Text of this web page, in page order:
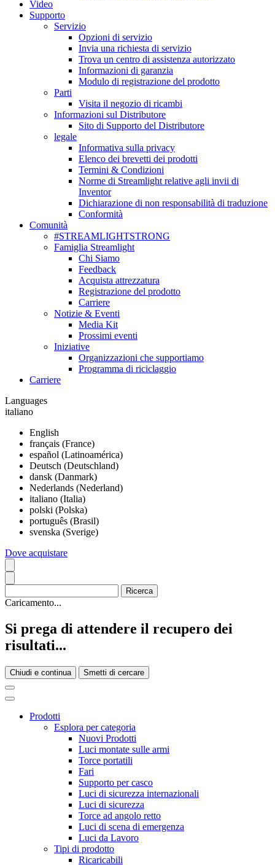
Video
Supporto
Servizio
Opzioni di servizio
Invia una richiesta di servizio
Trova un centro di assistenza autorizzato
Informazioni di garanzia
Modulo di registrazione del prodotto
Parti
Visita il negozio di ricambi
Informazioni sul Distributore
Sito di Supporto del Distributore
legale
Informativa sulla privacy
Elenco dei brevetti dei prodotti
Termini & Condizioni
Norme di Streamlight relative agli invii di
Inventor
Dichiarazione di non responsabilità di traduzione
Conformità
Comunità
#STREAMLIGHTSTRONG
Famiglia Streamlight
Chi Siamo
Feedback
Acquista attrezzatura
Registrazione del prodotto
Carriere
Notizie & Eventi
Media Kit
Prossimi eventi
Iniziative
Organizzazioni che supportiamo
Programma di riciclaggio
Carriere
Languages
italiano
English
français (France)
español (Latinoamérica)
Deutsch (Deutschland)
dansk (Danmark)
Nederlands (Nederland)
italiano (Italia)
polski (Polska)
português (Brasil)
svenska (Sverige)
Dove acquistare
Caricamento...
Si prega di attendere il recupero dei
risultati...
Chiudi e continua Smetti di cercare
Prodotti
Esplora per categoria
Nuovi Prodotti
Luci montate sulle armi
Torce portatili
Fari
Supporto per casco
Luci di sicurezza internazionali
Luci di sicurezza
Torce ad angolo retto
Luci di scena di emergenza
Luci da Lavoro
Tipi di prodotto
Ricaricabili